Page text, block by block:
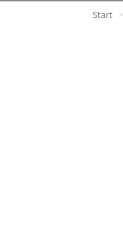
Start >